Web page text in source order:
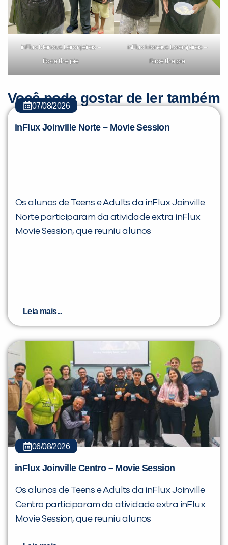
inFlux Manaus Laranjeiras –
Face the pie
inFlux Manaus Laranjeiras –
Face the pie
Você pode gostar de ler também
07/08/2026
inFlux Joinville Norte – Movie Session
Os alunos de Teens e Adults da inFlux Joinville
Norte participaram da atividade extra inFlux
Movie Session, que reuniu alunos
Leia mais...
06/08/2026
inFlux Joinville Centro – Movie Session
Os alunos de Teens e Adults da inFlux Joinville
Centro participaram da atividade extra inFlux
Movie Session, que reuniu alunos